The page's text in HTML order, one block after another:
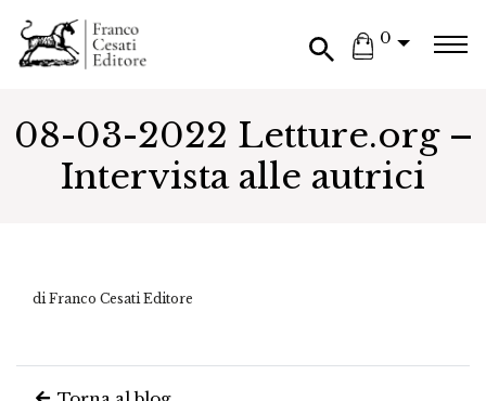
0
08-03-2022 Letture.org –
Intervista alle autrici
di Franco Cesati Editore